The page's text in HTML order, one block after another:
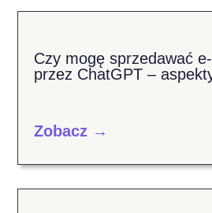
Czy mogę sprzedawać
przez ChatGPT –
Zobacz →